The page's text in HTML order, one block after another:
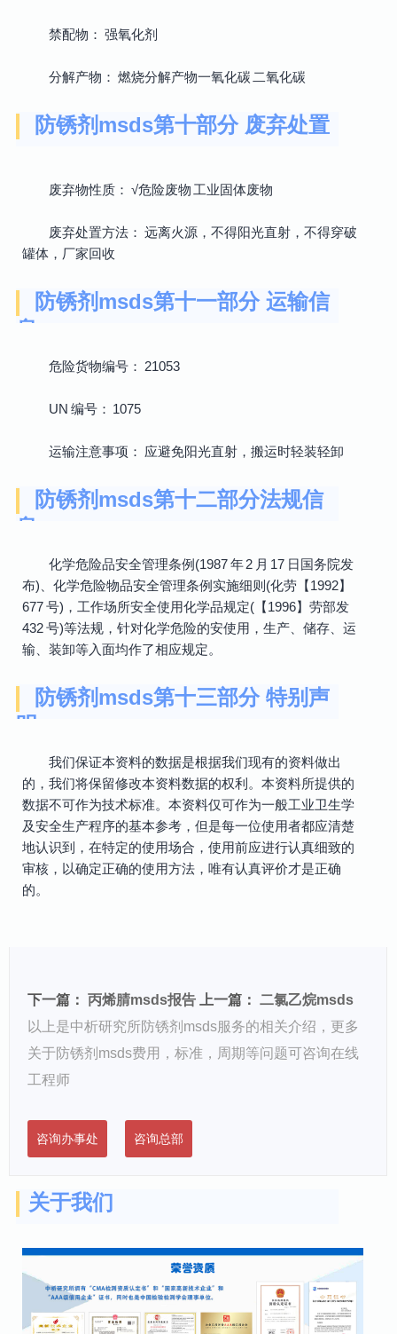
禁配物： 强氧化剂
分解产物： 燃烧分解产物一氧化碳 二氧化碳
防锈剂msds第十部分 废弃处置
废弃物性质： √危险废物 工业固体废物
废弃处置方法： 远离火源，不得阳光直射，不得穿破
罐体，厂家回收
防锈剂msds第十一部分 运输信
息
危险货物编号： 21053
UN 编号： 1075
运输注意事项： 应避免阳光直射，搬运时轻装轻卸
防锈剂msds第十二部分法规信
息
化学危险品安全管理条例(1987 年 2 月 17 日国务院发
布)、化学危险物品安全管理条例实施细则(化劳【1992】
677 号)，工作场所安全使用化学品规定(【1996】劳部发
432 号)等法规，针对化学危险的安使用，生产、储存、运
输、装卸等入面均作了相应规定。
防锈剂msds第十三部分 特别声
明
我们保证本资料的数据是根据我们现有的资料做出
的，我们将保留修改本资料数据的权利。本资料所提供的
数据不可作为技术标准。本资料仅可作为一般工业卫生学
及安全生产程序的基本参考，但是每一位使用者都应清楚
地认识到，在特定的使用场合，使用前应进行认真细致的
审核，以确定正确的使用方法，唯有认真评价才是正确
的。
下一篇： 丙烯腈msds报告 上一篇： 二氯乙烷msds
以上是中析研究所防锈剂msds服务的相关介绍，更多
关于防锈剂msds费用，标准，周期等问题可咨询在线
工程师
咨询办事处 咨询总部
关于我们